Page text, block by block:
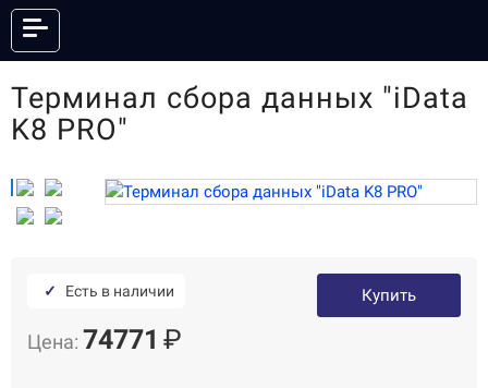
КАТАЛОГ
ОНЛАЙН КАССЫ
ФИСКАЛЬНЫЕ РЕГИСТРАТОРЫ
АНДРОИД СМАРТ-ТЕРМИНАЛЫ
POS-ПЕРИФЕРИЯ
КАССЫ САМООБСЛУЖИВАНИЯ
ТЕРМИНАЛЫ СБОРА ДАННЫХ
ТОРГОВЫЕ ВЕСЫ
Терминал сбора данных "iData
K8 PRO"
Купить
✓ Есть в наличии
Цена: 74771 ₽